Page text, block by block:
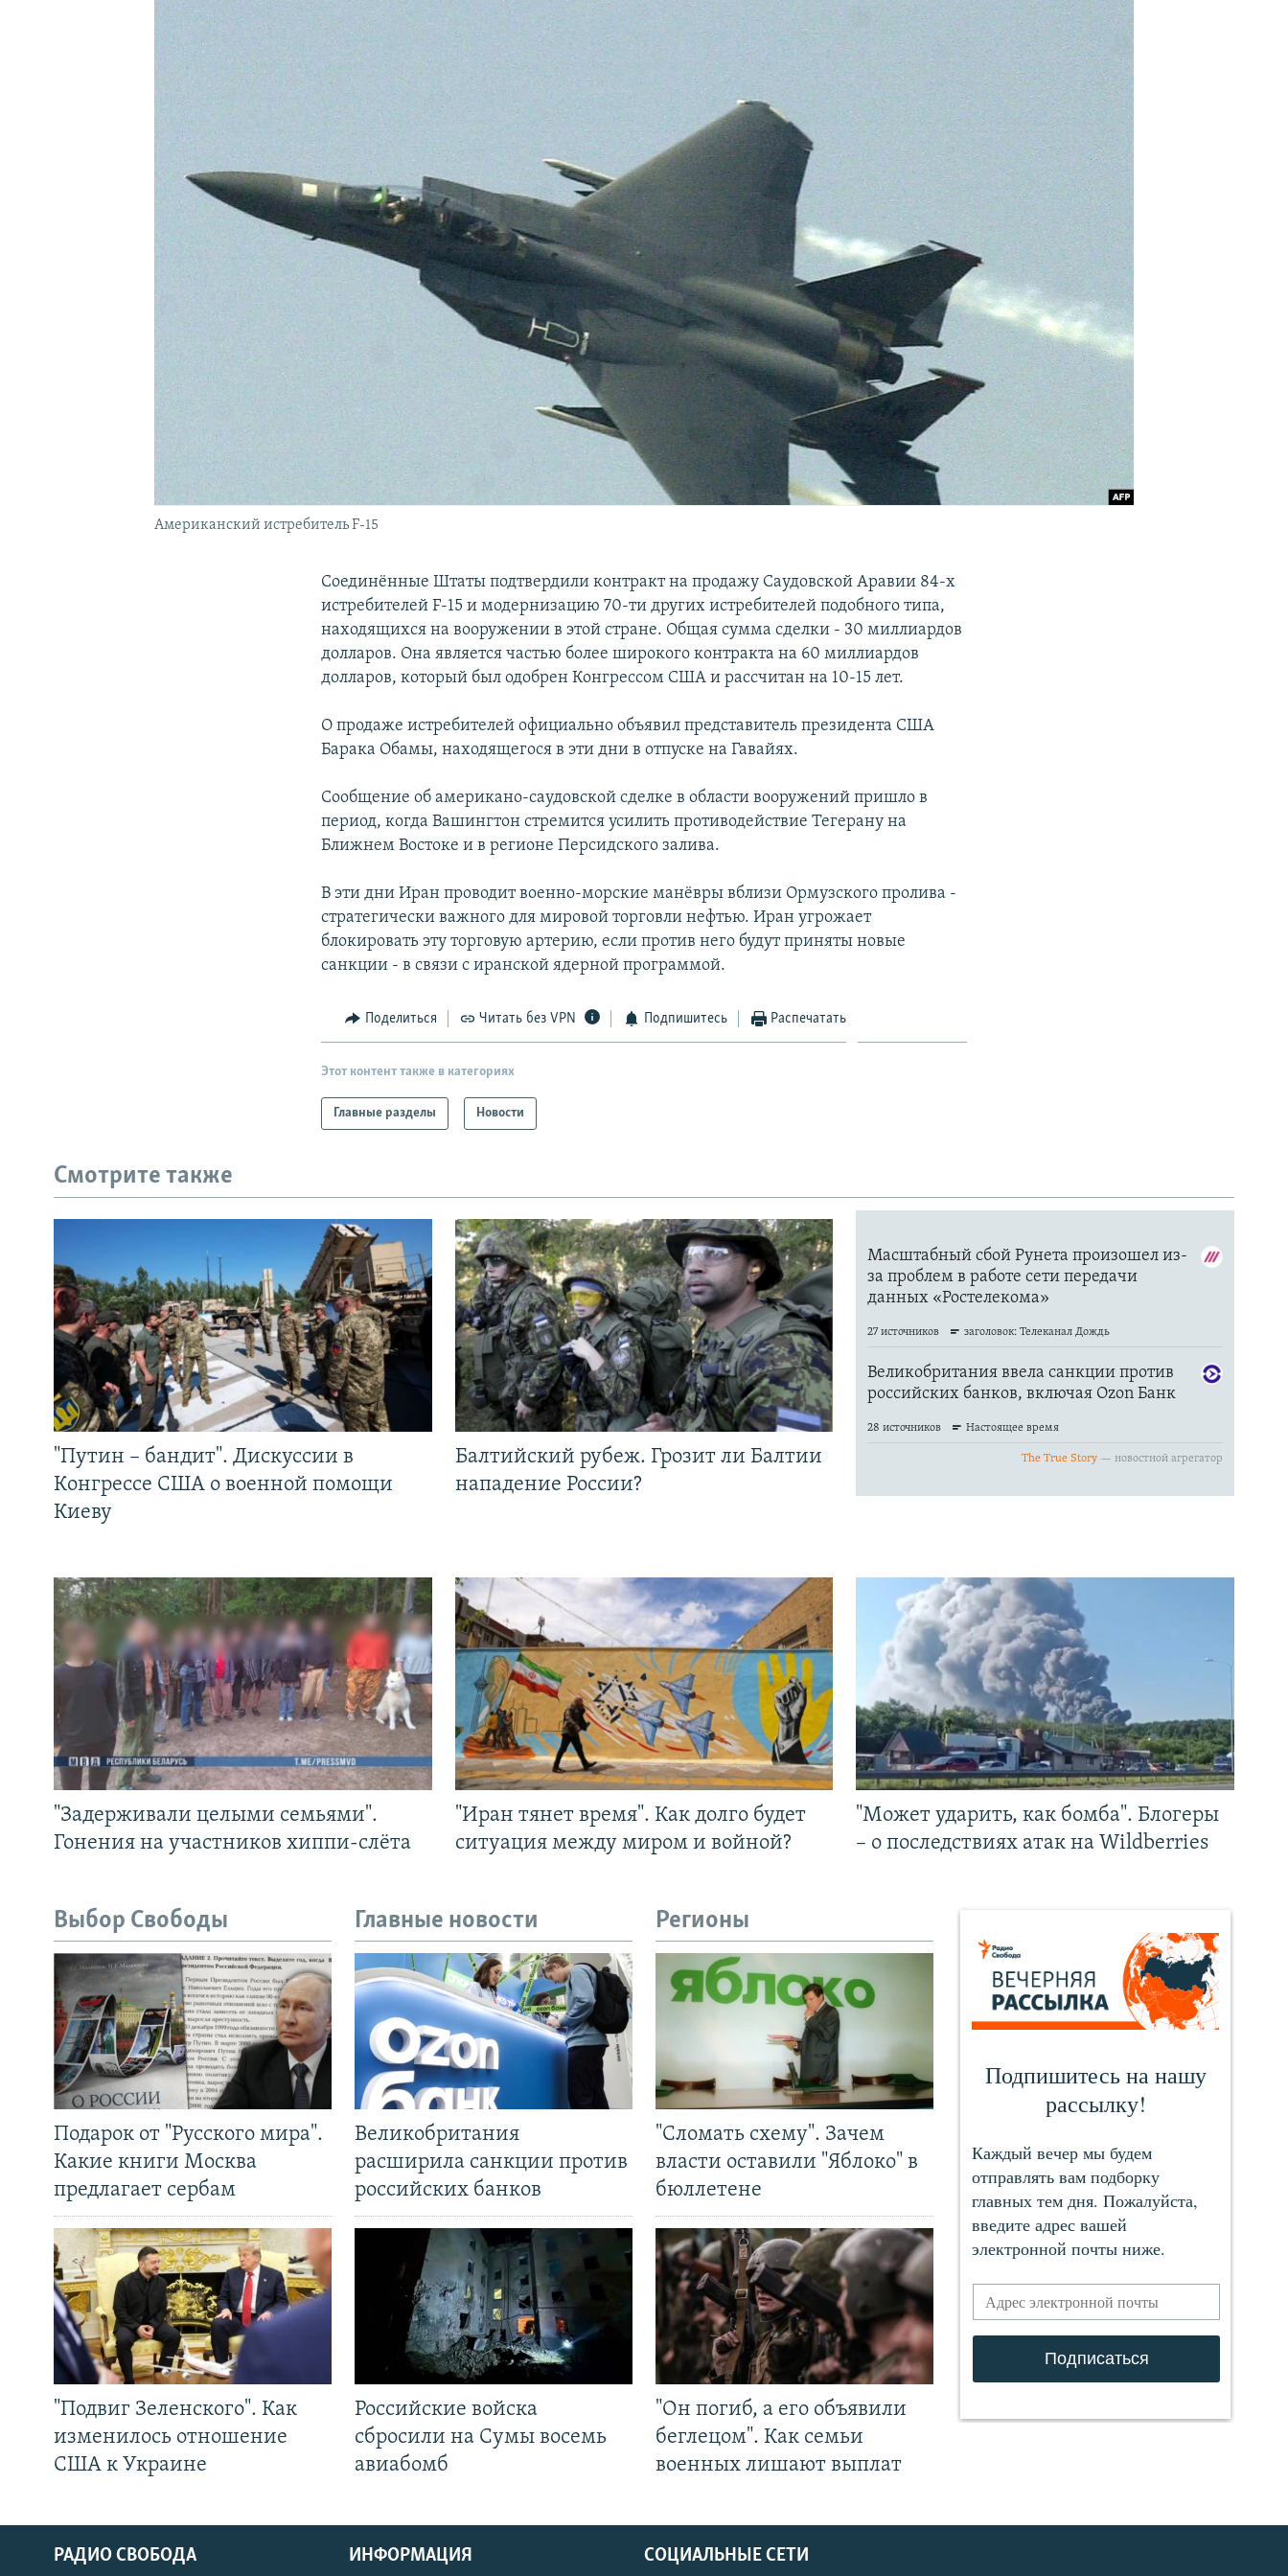
Американский истребитель F-15
Соединённые Штаты подтвердили контракт на продажу Саудовской Аравии 84-х
истребителей F-15 и модернизацию 70-ти других истребителей подобного типа,
находящихся на вооружении в этой стране. Общая сумма сделки - 30 миллиардов
долларов. Она является частью более широкого контракта на 60 миллиардов
долларов, который был одобрен Конгрессом США и рассчитан на 10-15 лет.
О продаже истребителей официально объявил представитель президента США
Барака Обамы, находящегося в эти дни в отпуске на Гавайях.
Сообщение об американо-саудовской сделке в области вооружений пришло в
период, когда Вашингтон стремится усилить противодействие Тегерану на
Ближнем Востоке и в регионе Персидского залива.
В эти дни Иран проводит военно-морские манёвры вблизи Ормузского пролива -
стратегически важного для мировой торговли нефтью. Иран угрожает
блокировать эту торговую артерию, если против него будут приняты новые
санкции - в связи с иранской ядерной программой.
Поделиться Читать без VPN Подпишитесь Распечатать
Этот контент также в категориях
Главные разделы Новости
Смотрите также
"Путин – бандит". Дискуссии в
Конгрессе США о военной помощи
Киеву
Балтийский рубеж. Грозит ли Балтии
нападение России?
"Задерживали целыми семьями".
Гонения на участников хиппи-слёта
"Иран тянет время". Как долго будет
ситуация между миром и войной?
"Может ударить, как бомба". Блогеры
– о последствиях атак на Wildberries
Выбор Свободы
Подарок от "Русского мира".
Какие книги Москва
предлагает сербам
"Подвиг Зеленского". Как
изменилось отношение
США к Украине
Главные новости
Великобритания
расширила санкции против
российских банков
Российские войска
сбросили на Сумы восемь
авиабомб
Регионы
"Сломать схему". Зачем
власти оставили "Яблоко" в
бюллетене
"Он погиб, а его объявили
беглецом". Как семьи
военных лишают выплат
СОЦИАЛЬНЫЕ СЕТИ
РАДИО СВОБОДА ИНФОРМАЦИЯ